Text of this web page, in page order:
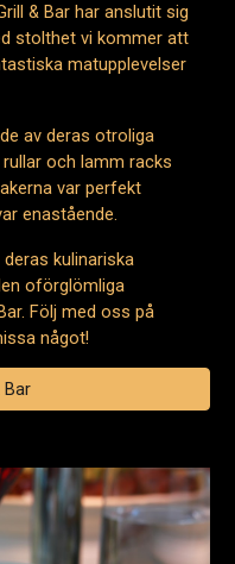
& Bar har anslutit sig
stolthet vi kommer att
matupplevelser
av deras otroliga
och lamm racks
var perfekt
enastående.
kulinariska
oförglömliga
Följ med oss på
något!
Bar